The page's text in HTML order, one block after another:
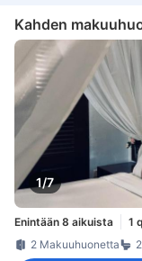
Kahden
1/7
Enintään 8 aikuista
1
2 Makuuhuonetta